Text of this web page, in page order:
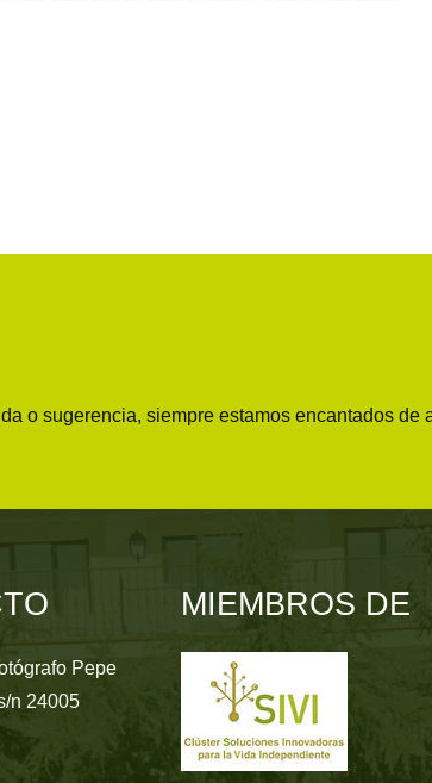
o sugerencia, siempre estamos encantados de
Pepe
n 24005
MIEMBROS DE